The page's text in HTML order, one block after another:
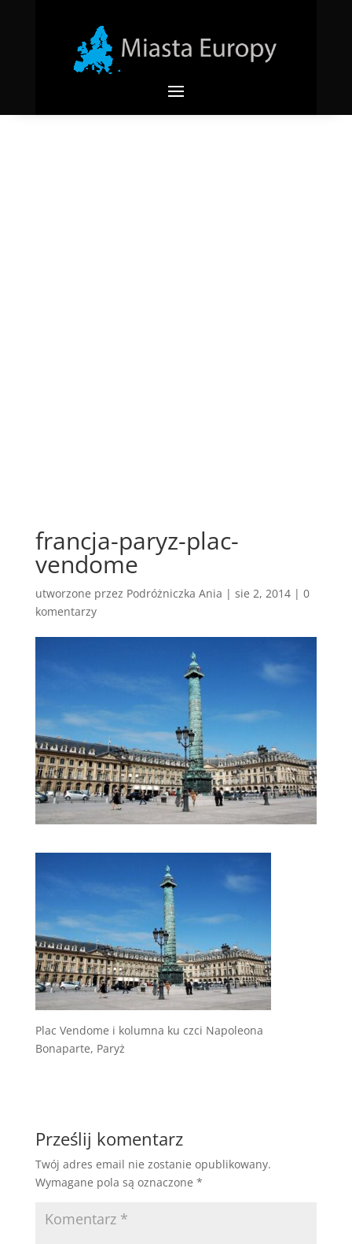
francja-paryz-plac-
vendome
utworzone przez Podróżniczka Ania | sie 2, 2014| 0
komentarzy
Plac Vendome i kolumna ku czci Napoleona
Bonaparte, Paryż
Prześlij komentarz
Twój adres email nie zostanie opublikowany.
Wymagane pola są oznaczone *